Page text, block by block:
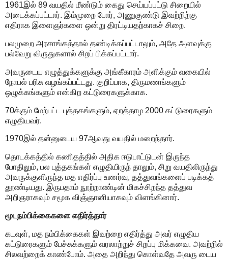
1961இல் 89 வயதில் மீண்டும் கைது செய்யப்பட்டு சிறையில்
அடைக்கப்பட்டார். இம்முறை போர், அணுகுண்டு இவற்றிற்கு
எதிராக இளைஞர்களை ஒன்று திரட்டியதற்காகச் சிறை.
பலமுறை அரசாங்கத்தால் தண்டிக்கப்பட்டாலும், அதே அளவுக்கு
பல்வேறு விருதுகளால் சிறப் பிக்கப்பட்டார்.
அவருடைய எழுத்துக்களுக்கு அங்கீகாரம் அளிக்கும் வகையில்
நோபல் பரிசு வழங்கப்பட்டது. குறிப்பாக, திருமணங்களும்
ஒழுக்கங்களும் என்கிற கட்டுரைகளுக்காக.
70க்கும் மேற்பட்ட புத்தகங்களும், ஏறத்தாழ 2000 கட்டுரைகளும்
எழுதியவர்.
1970இல் தன்னுடைய 97ஆவது வயதில் மறைந்தார்.
தொடக்கத்தில் கணிதத்தில் அதிக ஈடுபாட்டுடன் இருந்த
போதிலும், பல புத்தகங்கள் எழுதியிருந் தாலும், சிறு வயதிலிருந்து
அவருக்குளிருந்த மத எதிர்ப்பு உணர்வு, தத்துவங்களைப் படிக்கத்
தூண்டியது. இருபதாம் நூற்றாண்டின் மிகச்சிறந்த தத்துவ
அறிஞராகவும் சமூக விஞ்ஞானியாகவும் விளங்கினார்.
மூடநம்பிக்கைகளை எதிர்த்தார்
கடவுள், மத நம்பிக்கைகள் இவற்றை எதிர்த்து அவர் எழுதிய
கட்டுரைகளும் பேச்சுக்களும் வரலாற்றுச் சிறப்பு மிக்கவை. அவற்றில்
சிலவற்றைக் காண்போம். அதை அறிந்து கொள்வதே அவரு டைய